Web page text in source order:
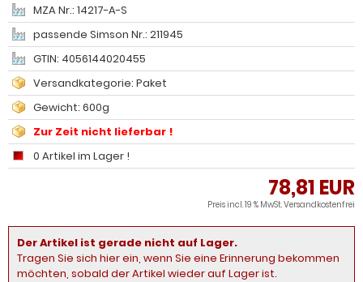
MZA Nr.: 14217-A-S
passende Simson Nr.: 211945
GTIN: 4056144020455
Versandkategorie: Paket
Gewicht: 600g
Zur Zeit nicht lieferbar !
0 Artikel im Lager !
78,81 EUR
Preis incl. 19 % MwSt.Versandkostenfrei
Der Artikel ist gerade nicht auf Lager.
Tragen Sie sich hier ein, wenn Sie eine Erinnerung bekommen
möchten, sobald der Artikel wieder auf Lager ist.